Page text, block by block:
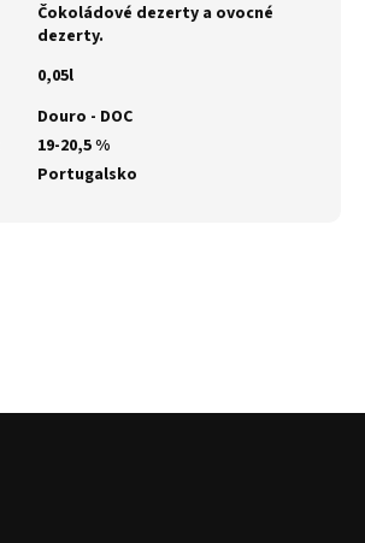
Čokoládové dezerty a ovocné
dezerty.
0,05l
Douro - DOC
19-20,5 %
Portugalsko